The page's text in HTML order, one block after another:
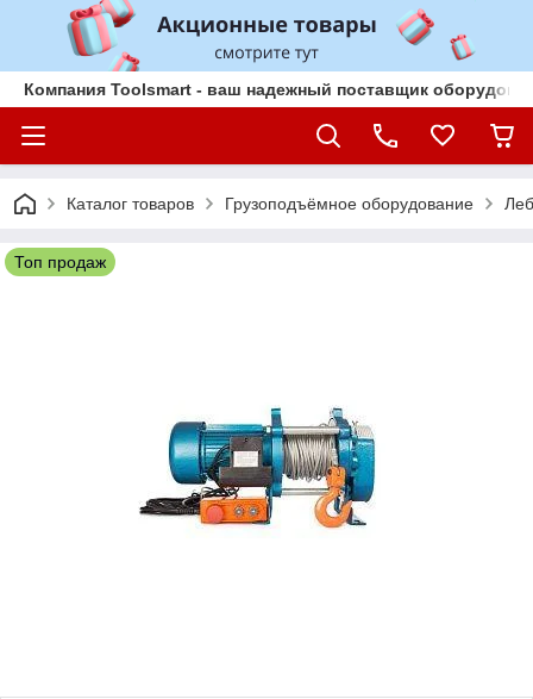
Компания Toolsmart - ваш надежный поставщик
Каталог товаров Грузоподъёмное оборудование
Топ продаж